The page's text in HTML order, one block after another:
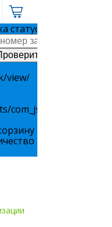
статуса заказа
view/
com_jshopping/files/